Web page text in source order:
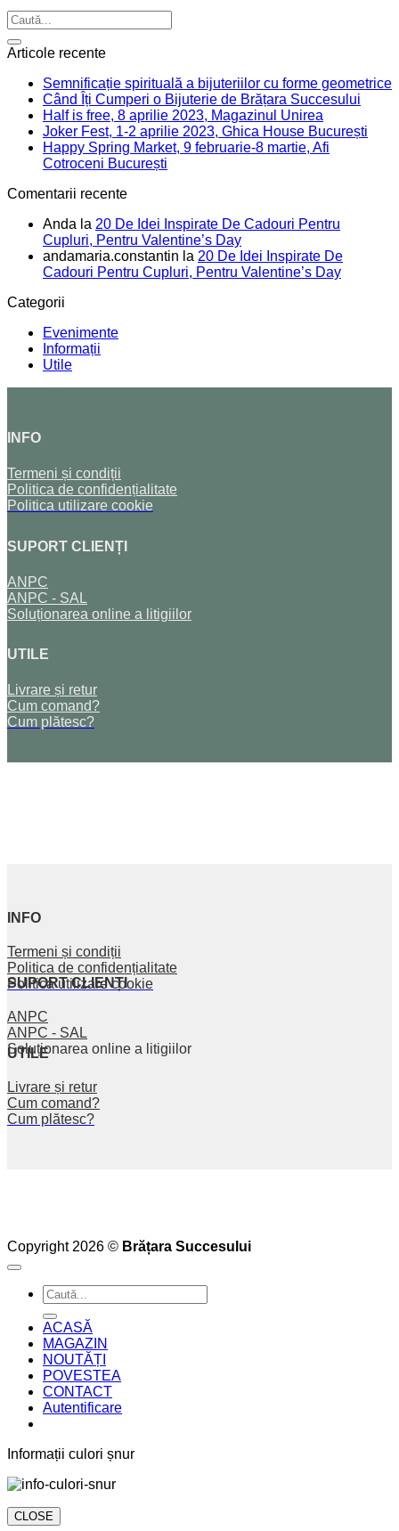
Articole recente
Semnificație spirituală a bijuteriilor cu forme geometrice
Când Îți Cumperi o Bijuterie de Brățara Succesului
Half is free, 8 aprilie 2023, Magazinul Unirea
Joker Fest, 1-2 aprilie 2023, Ghica House București
Happy Spring Market, 9 februarie-8 martie, Afi
Cotroceni București
Comentarii recente
Anda la 20 De Idei Inspirate De Cadouri Pentru
Cupluri, Pentru Valentine’s Day
andamaria.constantin la 20 De Idei Inspirate De
Cadouri Pentru Cupluri, Pentru Valentine’s Day
Categorii
Evenimente
Informații
Utile
INFO
Termeni și condiții
Politica de confidențialitate
Politica utilizare cookie
SUPORT CLIENȚI
ANPC
ANPC - SAL
Soluționarea online a litigiilor
UTILE
Livrare și retur
Cum comand?
Cum plătesc?
INFO
Termeni și condiții
Politica de confidențialitate
Politica utilizare cookie
SUPORT CLIENȚI
ANPC
ANPC - SAL
Soluționarea online a litigiilor
UTILE
Livrare și retur
Cum comand?
Cum plătesc?
Copyright 2026 © Brățara Succesului
Caută
după:
ACASĂ
MAGAZIN
NOUTĂȚI
POVESTEA
CONTACT
Autentificare
Informații culori șnur
CLOSE